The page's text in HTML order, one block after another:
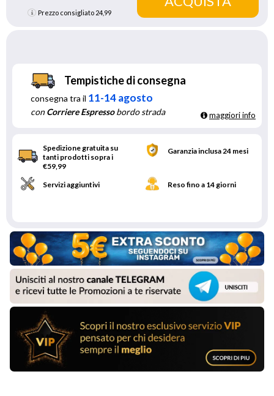
Prezzo consigliato 24,99
Tempistiche di consegna
consegna tra il 11-14 agosto
conCorriere Espressobordo strada maggiori info
Spedizione gratuita su
tanti prodotti sopra i
€59,99
Garanzia inclusa 24 mesi
Servizi aggiuntivi Reso fino a 14 giorni